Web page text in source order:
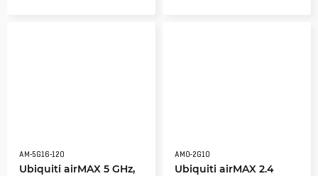
AM-5G16-120
Ubiquiti airMAX 5 GHz,
AMO-2G10
Ubiquiti airMAX 2.4